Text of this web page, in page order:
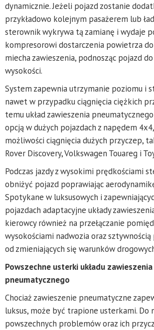
dynamicznie. Jeżeli pojazd zostanie
przykładowo kolejnym pasażerem lub
sterownik wykrywa tą zamianę i wydaje
kompresorowi dostarczenia powietrza
miecha zawieszenia, podnosząc pojazd
wysokości.
System zapewnia utrzymanie poziomu i
nawet w przypadku ciągnięcia ciężkich
temu układ zawieszenia
opcją w dużych pojazdach z napędem
możliwości ciągnięcia dużych przyczep,
Rover Discovery, Volkswagen Touareg i
Podczas jazdy z wysokimi prędkościami
obniżyć pojazd poprawiając
Spotykane w luksusowych i
pojazdach adaptacyjne układy
kierowcy również na przełączanie
wysokościami nadwozia oraz sztywnością
od zmieniających się warunków
Powszechne usterki układu zawieszenia
pneumatycznego
Chociaż zawieszenie pneumatyczne
luksus, może być trapione usterkami. Do
powszechnych problemów oraz ich